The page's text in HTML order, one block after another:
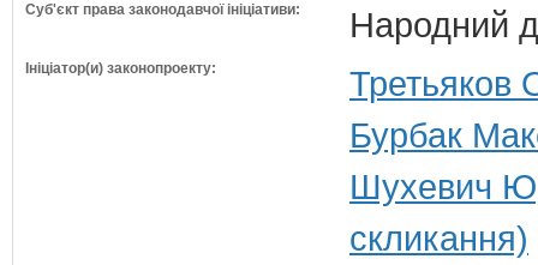
Суб'єкт права законодавчої ініціативи: Народний
Ініціатор(и) законопроекту:
Третьяков
Бурбак
Шухевич
скликання)